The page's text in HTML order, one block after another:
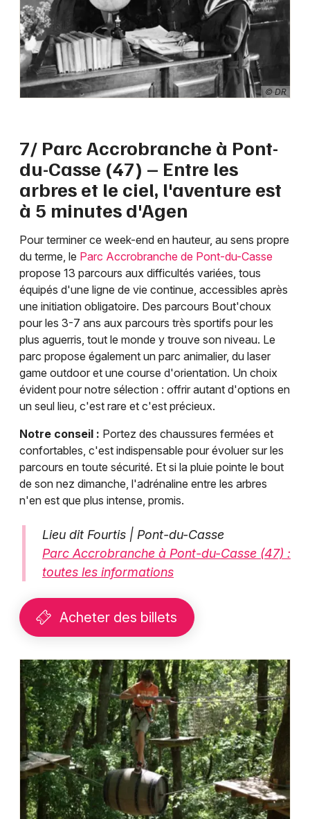
© DR
7/ Parc Accrobranche à Pont-
du-Casse (47) – Entre les
arbres et le ciel, l'aventure est
à 5 minutes d'Agen
Pour terminer ce week-end en hauteur, au sens propre
du terme, le Parc Accrobranche de Pont-du-Casse
propose 13 parcours aux difficultés variées, tous
équipés d'une ligne de vie continue, accessibles après
une initiation obligatoire. Des parcours Bout'choux
pour les 3-7 ans aux parcours très sportifs pour les
plus aguerris, tout le monde y trouve son niveau. Le
parc propose également un parc animalier, du laser
game outdoor et une course d'orientation. Un choix
évident pour notre sélection : offrir autant d'options en
un seul lieu, c'est rare et c'est précieux.
Notre conseil : Portez des chaussures fermées et
confortables, c'est indispensable pour évoluer sur les
parcours en toute sécurité. Et si la pluie pointe le bout
de son nez dimanche, l'adrénaline entre les arbres
n'en est que plus intense, promis.
Lieu dit Fourtis | Pont-du-Casse
Parc Accrobranche à Pont-du-Casse (47) :
toutes les informations
Acheter des billets